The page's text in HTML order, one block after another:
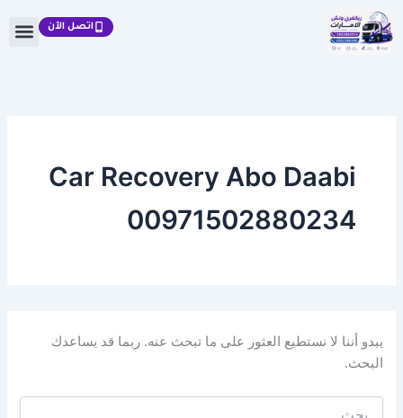
تخطي
إلى
المحتوى
اتصل الآن
Car Recovery Abo Daabi
00971502880234
يبدو أننا لا نستطيع العثور على ما تبحث عنه. ربما قد يساعدك
البحث.
عن: